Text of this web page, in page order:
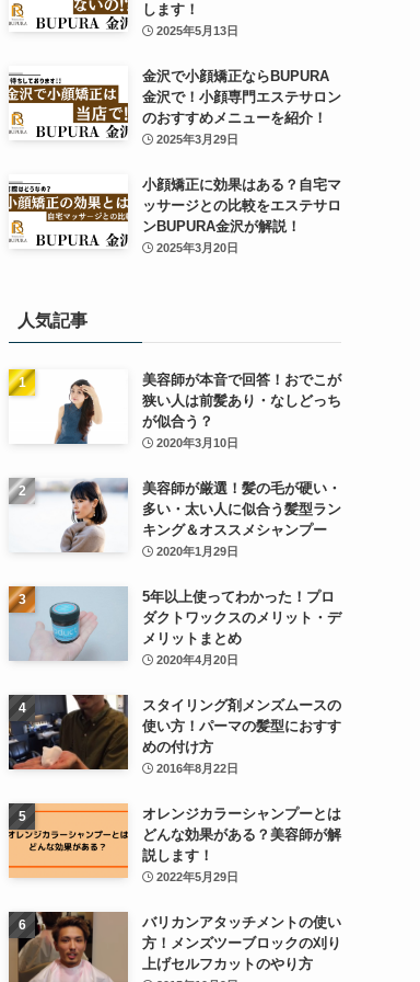
します！
2025年5月13日
金沢で小顔矯正ならBUPURA
金沢で！小顔専門エステサロン
のおすすめメニューを紹介！
2025年3月29日
小顔矯正に効果はある？自宅マ
ッサージとの比較をエステサロ
ンBUPURA金沢が解説！
2025年3月20日
人気記事
美容師が本音で回答！おでこが
狭い人は前髪あり・なしどっち
が似合う？
2020年3月10日
美容師が厳選！髪の毛が硬い・
多い・太い人に似合う髪型ラン
キング＆オススメシャンプー
2020年1月29日
5年以上使ってわかった！プロ
ダクトワックスのメリット・デ
メリットまとめ
2020年4月20日
スタイリング剤メンズムースの
使い方！パーマの髪型におすす
めの付け方
2016年8月22日
オレンジカラーシャンプーとは
どんな効果がある？美容師が解
説します！
2022年5月29日
バリカンアタッチメントの使い
方！メンズツーブロックの刈り
上げセルフカットのやり方